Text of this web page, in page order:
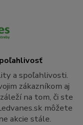
a spoľahlivosti.
zákazníkom aj
na tom, či ste
môžete
akcie stále.